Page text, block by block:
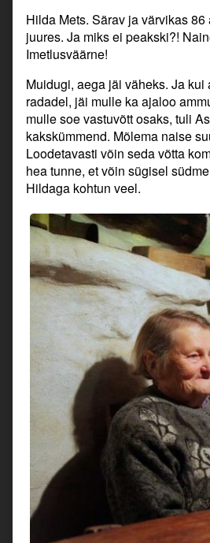
Hilda Mets. Särav ja värvikas
juures. Ja miks ei peakski?!
Imetlusväärne!
Muidugi, aega jäi väheks. Ja
radadel, jäi mulle ka ajaloo
mulle soe vastuvõtt osaks, tuli
kakskümmend. Mõlema naise
Loodetavasti võin seda võtta
hea tunne, et võin sügisel
Hildaga kohtun veel.